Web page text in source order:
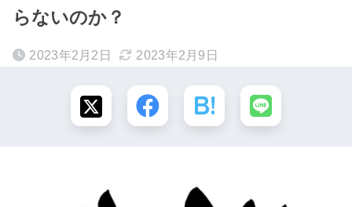
らないのか？
2023年2月2日 2023年2月9日